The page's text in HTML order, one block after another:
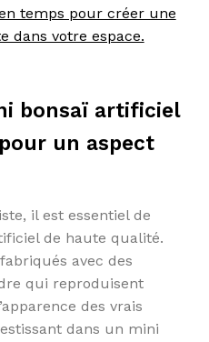
temps pour créer une
dans votre espace.
bonsaï artificiel
un aspect
il est essentiel de
de haute qualité.
avec des
qui reproduisent
des vrais
dans un mini